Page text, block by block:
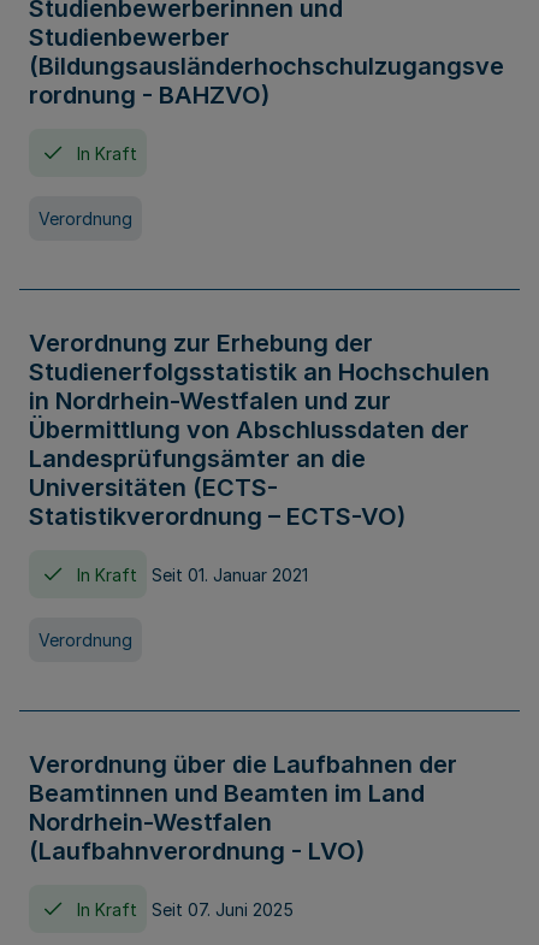
Studienbewerberinnen und
Studienbewerber
(Bildungsausländerhochschulzugangsve
rordnung - BAHZVO)
In Kraft
Verordnung
Verordnung zur Erhebung der
Studienerfolgsstatistik an Hochschulen
in Nordrhein-Westfalen und zur
Übermittlung von Abschlussdaten der
Landesprüfungsämter an die
Universitäten (ECTS-
Statistikverordnung – ECTS-VO)
In Kraft Seit 01. Januar 2021
Verordnung
Verordnung über die Laufbahnen der
Beamtinnen und Beamten im Land
Nordrhein-Westfalen
(Laufbahnverordnung - LVO)
In Kraft Seit 07. Juni 2025